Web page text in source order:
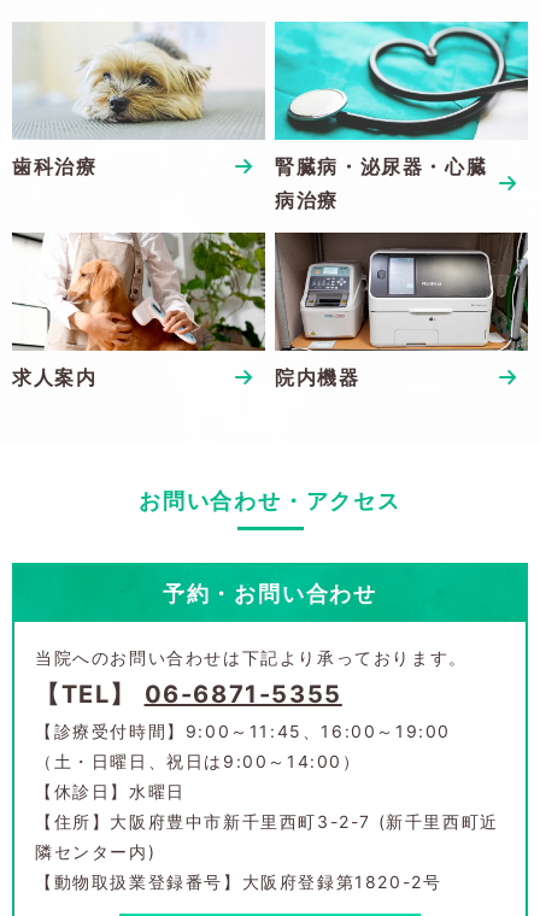
歯科治療
腎臓病・泌尿器・心臓
病治療
求人案内 院内機器
お問い合わせ・アクセス
予約・お問い合わせ
当院へのお問い合わせは下記より承っております。
【TEL】 06-6871-5355
【診療受付時間】9:00～11:45、16:00～19:00
（土・日曜日、祝日は9:00～14:00）
【休診日】水曜日
【住所】大阪府豊中市新千里西町3-2-7 (新千里西町近
隣センター内)
【動物取扱業登録番号】大阪府登録第1820-2号